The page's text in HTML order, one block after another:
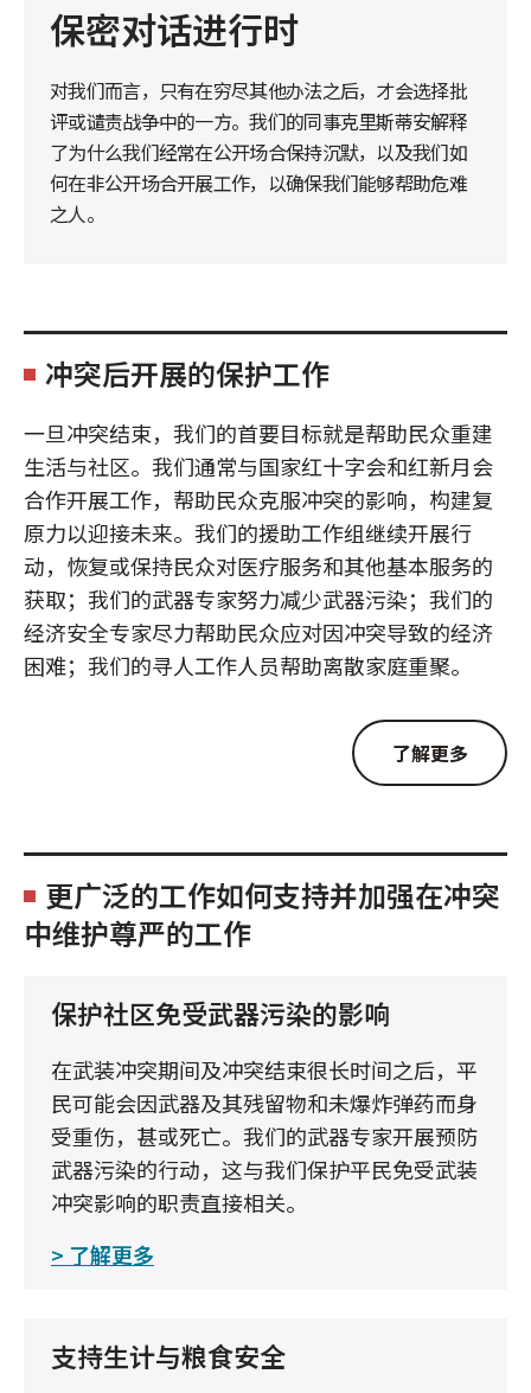
保密对话进行时
对我们而言，只有在穷尽其他办法之后，才会选择批
评或谴责战争中的一方。我们的同事克里斯蒂安解释
了为什么我们经常在公开场合保持沉默，以及我们如
何在非公开场合开展工作，以确保我们能够帮助危难
之人。
冲突后开展的保护工作
一旦冲突结束，我们的首要目标就是帮助民众重建
生活与社区。我们通常与国家红十字会和红新月会
合作开展工作，帮助民众克服冲突的影响，构建复
原力以迎接未来。我们的援助工作组继续开展行
动，恢复或保持民众对医疗服务和其他基本服务的
获取；我们的武器专家努力减少武器污染；我们的
经济安全专家尽力帮助民众应对因冲突导致的经济
困难；我们的寻人工作人员帮助离散家庭重聚。
了解更多
更广泛的工作如何支持并加强在冲突
中维护尊严的工作
保护社区免受武器污染的影响
在武装冲突期间及冲突结束很长时间之后，平
民可能会因武器及其残留物和未爆炸弹药而身
受重伤，甚或死亡。我们的武器专家开展预防
武器污染的行动，这与我们保护平民免受武装
冲突影响的职责直接相关。
了解更多
支持生计与粮食安全